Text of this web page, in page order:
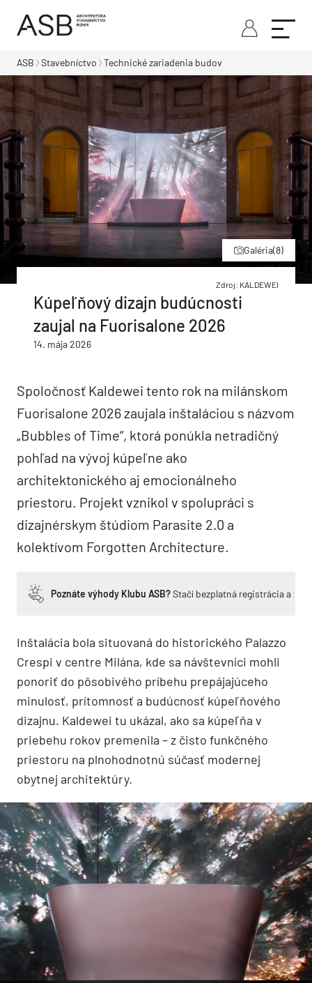
ASB Stavebníctvo Technické zariadenia budov
Galéria(8)
Zdroj: KALDEWEI
Kúpeľňový dizajn budúcnosti
zaujal na Fuorisalone 2026
14. mája 2026
Spoločnosť Kaldewei tento rok na milánskom
Fuorisalone 2026 zaujala inštaláciou s názvom
„Bubbles of Time“, ktorá ponúkla netradičný
pohľad na vývoj kúpeľne ako
architektonického aj emocionálneho
priestoru. Projekt vznikol v spolupráci s
dizajnérskym štúdiom Parasite 2.0 a
kolektívom Forgotten Architecture.
Poznáte výhody Klubu ASB?Stačí bezplatná registrácia a
Inštalácia bola situovaná do historického Palazzo
Crespi v centre Milána, kde sa návštevníci mohli
ponoriť do pôsobivého príbehu prepájajúceho
minulosť, prítomnosť a budúcnosť kúpeľňového
dizajnu. Kaldewei tu ukázal, ako sa kúpeľňa v
priebehu rokov premenila – z čisto funkčného
priestoru na plnohodnotnú súčasť modernej
obytnej architektúry.